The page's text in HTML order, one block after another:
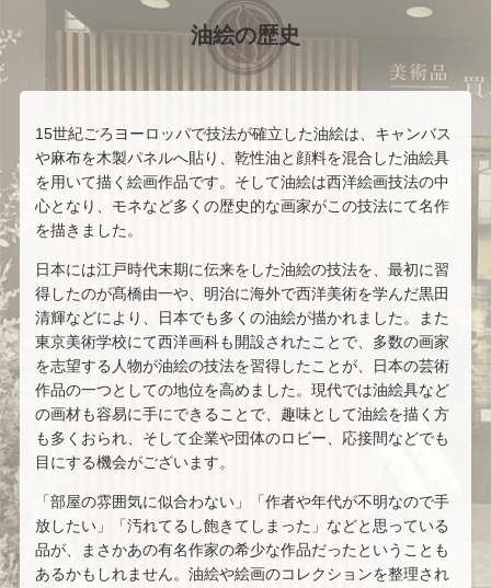
川島 見依子 齋藤 満栄
トム・エバハート
わたせ せいぞう 空山 基
栗原 一郎 青山 龍水
吉田 遠志 平野 遼
ジャック・デペルト 若尾 和呂
人見 友紀 セルジュ・ラシス
珈琲貴族 鶴田 一郎
油絵の歴史
15世紀ごろヨーロッパで技法が確立した油絵は、キャンバス
や麻布を木製パネルへ貼り、乾性油と顔料を混合した油絵具
を用いて描く絵画作品です。そして油絵は西洋絵画技法の中
心となり、モネなど多くの歴史的な画家がこの技法にて名作
を描きました。
日本には江戸時代末期に伝来をした油絵の技法を、最初に習
得したのが髙橋由一や、明治に海外で西洋美術を学んだ黒田
清輝などにより、日本でも多くの油絵が描かれました。また
東京美術学校にて西洋画科も開設されたことで、多数の画家
を志望する人物が油絵の技法を習得したことが、日本の芸術
作品の一つとしての地位を高めました。現代では油絵具など
の画材も容易に手にできることで、趣味として油絵を描く方
も多くおられ、そして企業や団体のロビー、応接間などでも
目にする機会がございます。
「部屋の雰囲気に似合わない」「作者や年代が不明なので手
放したい」「汚れてるし飽きてしまった」などと思っている
品が、まさかあの有名作家の希少な作品だったということも
あるかもしれません。油絵や絵画のコレクションを整理され